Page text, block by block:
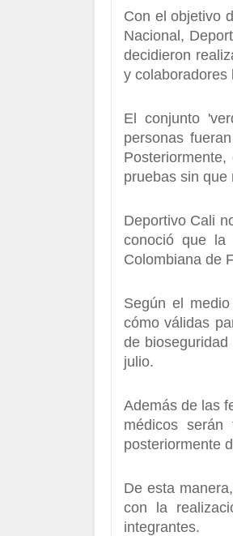
Con el objetivo
Nacional,
decidieron
y colaboradores
El conjunto
personas
pruebas sin que
Deportivo Cali
conoció que la
Colombiana de
Según el
cómo válidas
de
julio.
Además de las
médicos
posteriormente
De esta
con la
integrantes.